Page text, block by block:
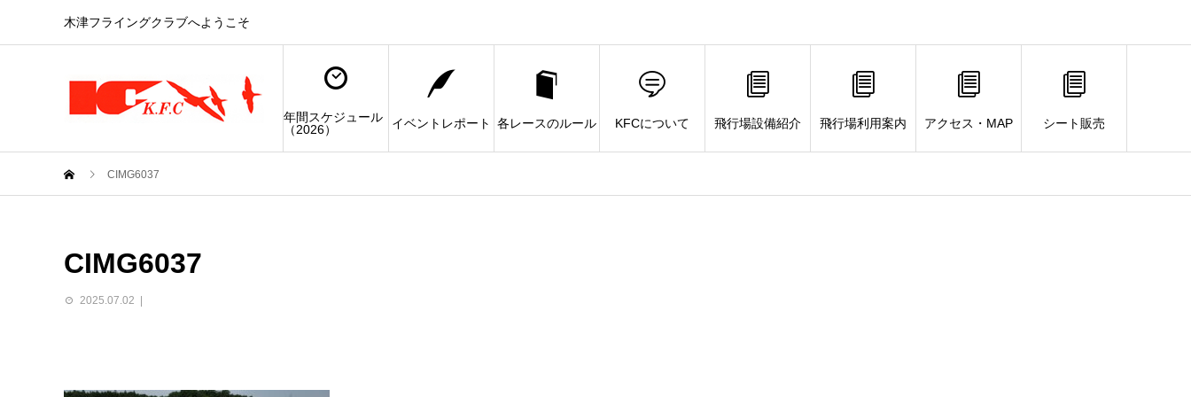
木津フライングクラブへようこそ
年間スケジュール
（2026）
イベントレポート 各レースのルール KFCについて 飛行場設備紹介 飛行場利用案内 アクセス・MAP シート販売
CIMG6037
CIMG6037
2025.07.02